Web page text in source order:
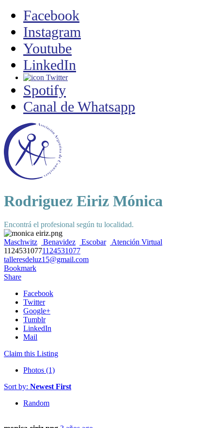
Facebook
Instagram
Youtube
LinkedIn
Twitter
Spotify
Canal de Whatsapp
Rodriguez Eiriz Mónica
Encontrá el profesional según tu localidad.
Maschwitz Benavidez Escobar
Atención Virtual
11245310771124531077
talleresdeluz15@gmail.com
Bookmark
Share
Facebook
Twitter
Google+
Tumblr
LinkedIn
Mail
Claim this Listing
Photos (1)
Sort by: Newest First
Random